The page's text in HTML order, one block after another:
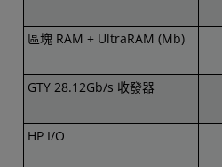
區塊 RAM + UltraRAM (Mb)
GTY 28.12Gb/s 收發器
HP I/O